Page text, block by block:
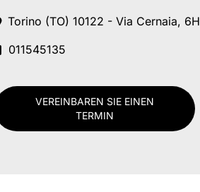
Torino (TO) 10122 - Via Cernaia, 6H
011545135
VEREINBAREN SIE EINEN
TERMIN